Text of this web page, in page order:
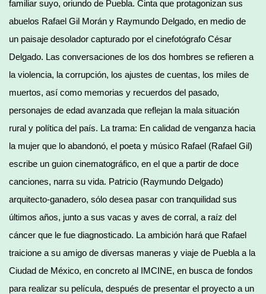
familiar suyo, oriundo de Puebla. Cinta que protagonizan sus
abuelos Rafael Gil Morán y Raymundo Delgado, en medio de
un paisaje desolador capturado por el cinefotógrafo César
Delgado. Las conversaciones de los dos hombres se refieren a
la violencia, la corrupción, los ajustes de cuentas, los miles de
muertos, así como memorias y recuerdos del pasado,
personajes de edad avanzada que reflejan la mala situación
rural y política del país. La trama: En calidad de venganza hacia
la mujer que lo abandonó, el poeta y músico Rafael (Rafael Gil)
escribe un guion cinematográfico, en el que a partir de doce
canciones, narra su vida. Patricio (Raymundo Delgado)
arquitecto-ganadero, sólo desea pasar con tranquilidad sus
últimos años, junto a sus vacas y aves de corral, a raíz del
cáncer que le fue diagnosticado. La ambición hará que Rafael
traicione a su amigo de diversas maneras y viaje de Puebla a la
Ciudad de México, en concreto al IMCINE, en busca de fondos
para realizar su película, después de presentar el proyecto a un